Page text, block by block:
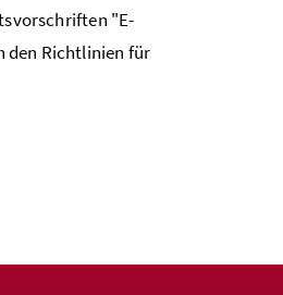
"E-
den Richtlinien für